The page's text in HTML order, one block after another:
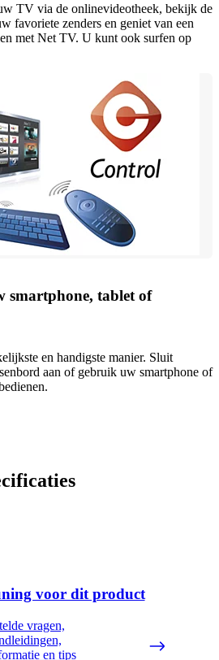
TV via de onlinevideotheek, bekijk de
favoriete zenders en geniet van een
met Net TV. U kunt ook surfen op
smartphone, tablet of
en handigste manier. Sluit
aan of gebruik uw smartphone of
voor dit product
vragen,
en tips